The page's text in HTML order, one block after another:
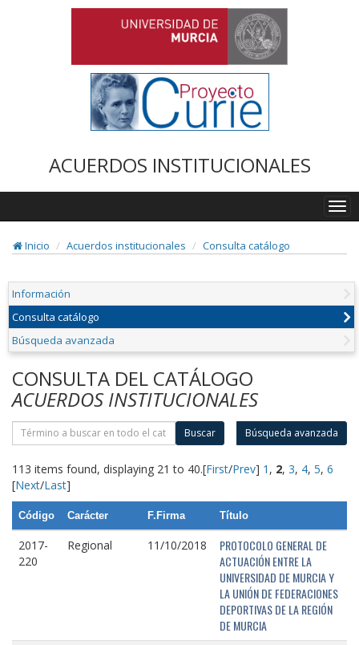
ACUERDOS INSTITUCIONALES
Inicio
Acuerdos institucionales Consulta catálogo
Información
Consulta catálogo
Búsqueda avanzada
CONSULTA DEL CATÁLOGO
ACUERDOS INSTITUCIONALES
Buscar Búsqueda avanzada
113 items found, displaying 21 to 40.[First/Prev] 1 , 2, 3, 4, 5, 6
[Next/Last]
Código Carácter F.Firma Título
2017-
220
Regional 11/10/2018
PROTOCOLO GENERAL DE
ACTUACIÓN ENTRE LA
UNIVERSIDAD DE MURCIA Y
LA UNIÓN DE FEDERACIONES
DEPORTIVAS DE LA REGIÓN
DE MURCIA